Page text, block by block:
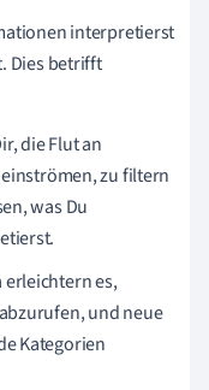
interpretierst
Dies betrifft
die Flut an
zu filtern
was Du
erleichtern es,
und neue
Kategorien